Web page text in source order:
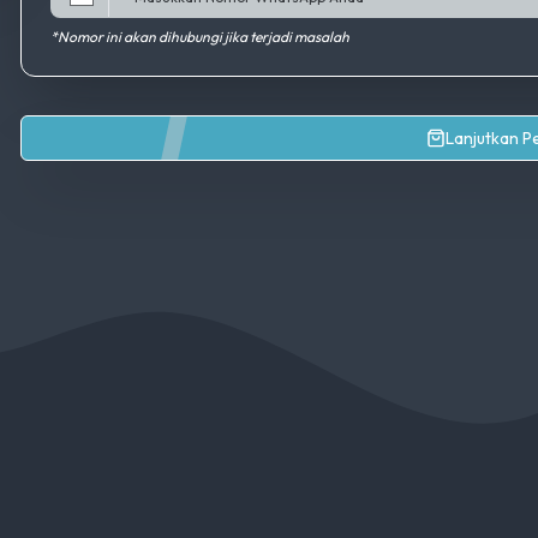
*Nomor ini akan dihubungi jika terjadi masalah
Lanjutkan